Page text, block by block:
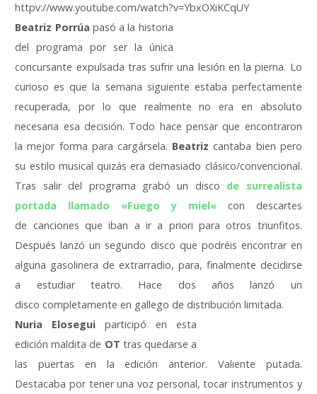
httpv://www.youtube.com/watch?v=YbxOXiKCqUY
Beatriz Porrúa pasó a la historia
del programa por ser la única
concursante expulsada tras sufrir una lesión en la pierna. Lo
curioso es que la semana siguiente estaba perfectamente
recuperada, por lo que realmente no era en absoluto
necesaria esa decisión. Todo hace pensar que encontraron
la mejor forma para cargársela. Beatriz cantaba bien pero
su estilo musical quizás era demasiado clásico/convencional.
Tras salir del programa grabó un disco de surrealista
portada llamado «Fuego y miel«con descartes
de canciones que iban a ir a priori para otros triunfitos.
Después lanzó un segundo disco que podréis encontrar en
alguna gasolinera de extrarradio, para, finalmente decidirse
a estudiar teatro. Hace dos años lanzó un
disco completamente en gallego de distribución limitada.
Nuria Elosegui participó en esta
edición maldita de OT tras quedarse a
las puertas en la edición anterior. Valiente putada.
Destacaba por tener una voz personal, tocar instrumentos y